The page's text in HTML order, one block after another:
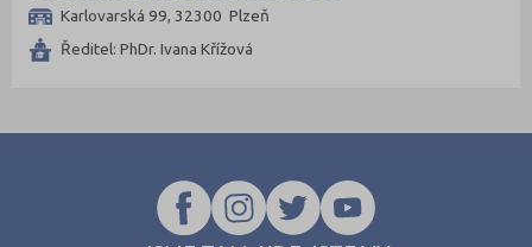
Karlovarská 99, 32300 Plzeň
Ředitel: PhDr. Ivana Křížová